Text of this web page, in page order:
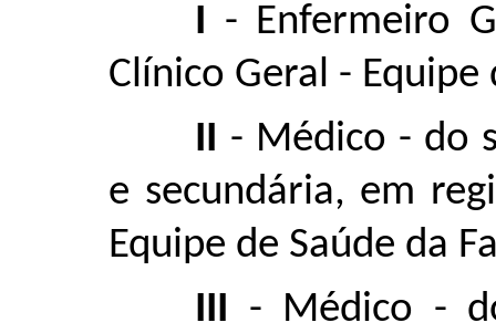
I - Enfermeiro
Clínico Geral - Equipe
II - Médico - do
e secundária, em
Equipe de Saúde da
III - Médico -